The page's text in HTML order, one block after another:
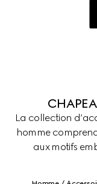
La collection
homme
aux motifs